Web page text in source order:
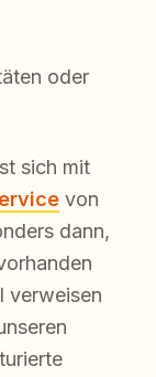
oder
sich mit
von
dann,
verweisen